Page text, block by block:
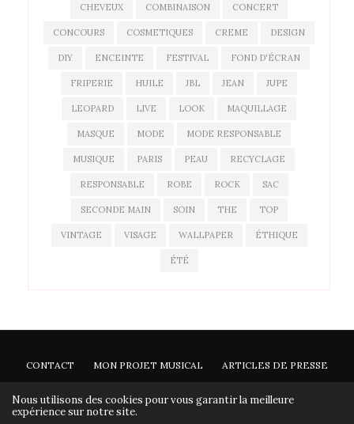
CHEVEUX COMBINAISON CONCERT
CONCOURS COSMETIQUES CREME DESIGN
DIY ENCEINTE FESTIVAL FOND D'ÉCRAN
FRIPERIE HUILE JBL JEAN JUPE
LEOPARD LIVE LOOK MAQUILLAGE
MASQUE MODE MODE RESPONSABLE
MUSIQUE PARIS PEAU RECYCLAGE
RESPONSABLE ROBE ROCK SAC
SECONDE MAIN SOIN THE TOP
VINTAGE VISAGE WALLPAPER ÉTHIQUE
ÉTÉ
CONTACT MON PROJET MUSICAL ARTICLES DE PRESSE
Ann'so M © 2026 - Tous droits réservés -
Nous utilisons des cookies pour vous garantir la meilleure
expérience sur notre site.